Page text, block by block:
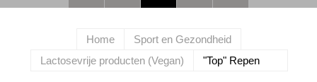
Home
Sport en Gezondheid
Lactosevrije producten (Vegan)
"Top" Repen